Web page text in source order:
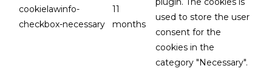
cookielawinfo-
checkbox-necessary
11
months
used to store the user
consent for the
cookies in the
category "Necessary".